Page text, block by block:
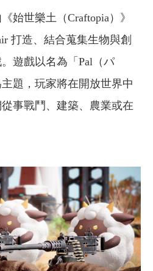
始世樂土（Craftopia）》
打造、結合蒐集生物與創
遊戲以名為「Pal（パ
題，玩家將在開放世界中
事戰鬥、建築、農業或在